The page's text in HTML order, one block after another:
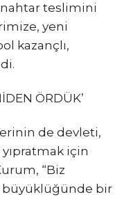
teslimini
yeni
kazançlı,
ÖRDÜK’
de devleti,
yıpratmak için
“Biz
büyüklüğünde bir